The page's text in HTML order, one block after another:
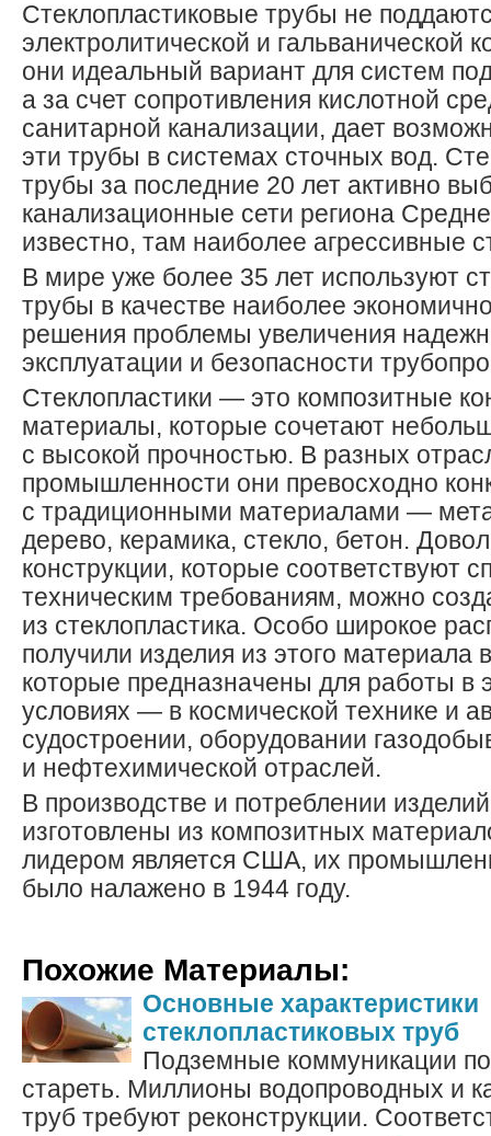
Стеклопластиковые трубы не
электролитической и гальванической
они идеальный вариант для систем
а за счет сопротивления кислотной
санитарной канализации, дает
эти трубы в системах сточных вод.
трубы за последние 20 лет активно
канализационные сети региона
известно, там наиболее агрессивные
В мире уже более 35 лет используют
трубы в качестве наиболее
решения проблемы увеличения
эксплуатации и безопасности
Стеклопластики — это композитные
материалы, которые сочетают
с высокой прочностью. В разных
промышленности они превосходно
с традиционными материалами —
дерево, керамика, стекло, бетон.
конструкции, которые соответствуют
техническим требованиям, можно
из стеклопластика. Особо широкое
получили изделия из этого материала
которые предназначены для работы в
условиях — в космической технике и
судостроении, оборудовании
и нефтехимической отраслей.
В производстве и потреблении
изготовлены из композитных
лидером является США, их
было налажено в 1944 году.
Похожие Материалы:
Основные характеристики
стеклопластиковых труб
Подземные коммуникации
стареть. Миллионы водопроводных и
труб требуют реконструкции.